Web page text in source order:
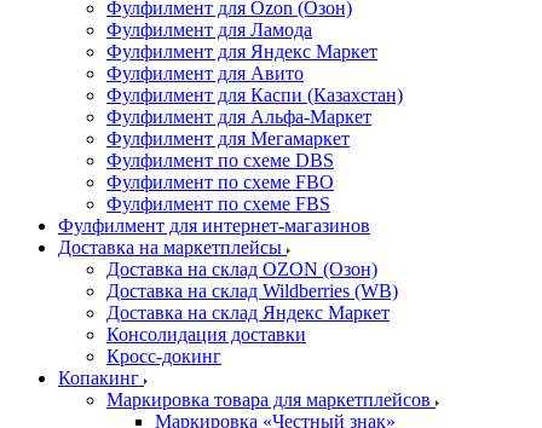
Фулфилмент для Ozon (Озон)
Фулфилмент для Ламода
Фулфилмент для Яндекс Маркет
Фулфилмент для Авито
Фулфилмент для Каспи (Казахстан)
Фулфилмент для Альфа-Маркет
Фулфилмент для Мегамаркет
Фулфилмент по схеме DBS
Фулфилмент по схеме FBO
Фулфилмент по схеме FBS
Фулфилмент для интернет-магазинов
Доставка на маркетплейсы
Доставка на склад OZON (Озон)
Доставка на склад Wildberries (WB)
Доставка на склад Яндекс Маркет
Консолидация доставки
Кросс-докинг
Копакинг
Маркировка товара для маркетплейсов
Маркировка «Честный знак»